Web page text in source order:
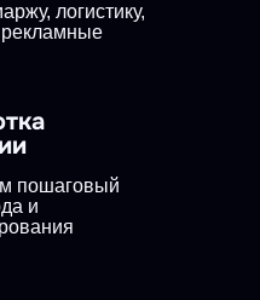
логистику,
рекламные
пошаговый
и